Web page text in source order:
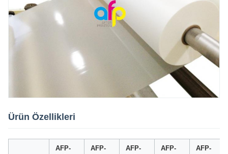
Ürün Özellikleri
AFP-
AFP-
AFP-
AFP-
AFP-